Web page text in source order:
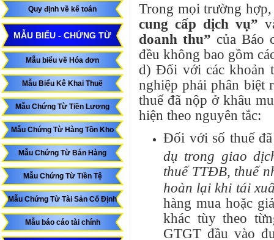
Quy định về kế toán
MẪU BIỂU - CHỨNG TỪ
Mẫu biểu về Hóa đơn
Mẫu Biểu Kê Khai Thuế
Mẫu Chứng Từ Tiền Lương
Mẫu Chứng Từ Hàng Tồn Kho
Mẫu Chứng Từ Bán Hàng
Mẫu Chứng Từ Tiền Tệ
Mẫu Chứng Từ Tài Sản Cố Định
Mẫu báo cáo tài chính
Trong mọi trường
cung cấp dịch vụ”
doanh thu” của Báo
đều không bao gồm
d) Đối với các khoản
nghiệp phải phân biệt
thuế đã nộp ở khâu
hiện theo nguyên tắc:
Đối với số thuế
dụ trong giao
thuế TTĐB, thuế
hoàn lại khi tái
hàng mua hoặc
khác tùy theo
GTGT đầu vào